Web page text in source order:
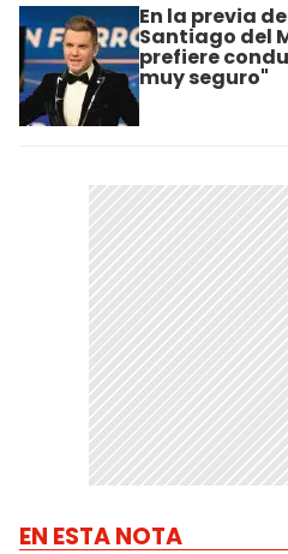
En la previa
Santiago del
prefiere
muy seguro"
EN ESTA NOTA